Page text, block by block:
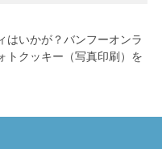
はいかが？バンフーオンラ
トクッキー（写真印刷）を